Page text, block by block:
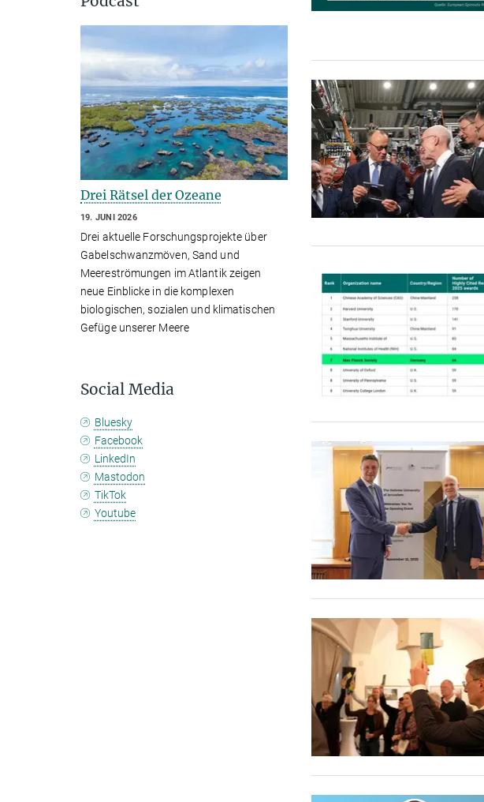
Drei Rätsel der Ozeane
19. JUNI 2026
Drei aktuelle Forschungsprojekte über
Gabelschwanzmöven, Sand und
Meereströmungen im Atlantik zeigen
neue Einblicke in die komplexen
biologischen, sozialen und klimatischen
Gefüge unserer Meere
Social Media
Bluesky
Facebook
LinkedIn
Mastodon
TikTok
Youtube